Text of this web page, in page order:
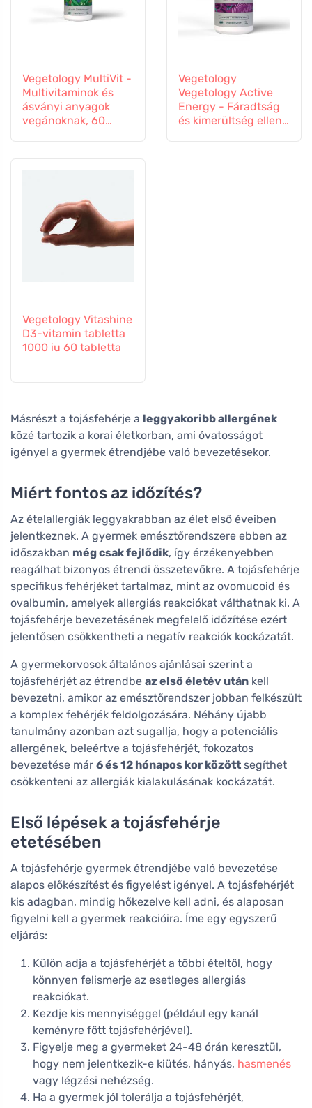
Vegetology MultiVit -
Multivitaminok és
ásványi anyagok
vegánoknak, 60
Vegetology
Vegetology Active
Energy - Fáradtság
és kimerültség ellen,
Vegetology Vitashine
D3-vitamin tabletta
1000 iu 60 tabletta
Másrészt a tojásfehérje a leggyakoribb allergének
közé tartozik a korai életkorban, ami óvatosságot
igényel a gyermek étrendjébe való bevezetésekor.
Miért fontos az időzítés?
Az ételallergiák leggyakrabban az élet első éveiben
jelentkeznek. A gyermek emésztőrendszere ebben az
időszakban még csak fejlődik, így érzékenyebben
reagálhat bizonyos étrendi összetevőkre. A tojásfehérje
specifikus fehérjéket tartalmaz, mint az ovomucoid és
ovalbumin, amelyek allergiás reakciókat válthatnak ki. A
tojásfehérje bevezetésének megfelelő időzítése ezért
jelentősen csökkentheti a negatív reakciók kockázatát.
A gyermekorvosok általános ajánlásai szerint a
tojásfehérjét az étrendbe az első életév után kell
bevezetni, amikor az emésztőrendszer jobban felkészült
a komplex fehérjék feldolgozására. Néhány újabb
tanulmány azonban azt sugallja, hogy a potenciális
allergének, beleértve a tojásfehérjét, fokozatos
bevezetése már 6 és 12 hónapos kor között segíthet
csökkenteni az allergiák kialakulásának kockázatát.
Első lépések a tojásfehérje
etetésében
A tojásfehérje gyermek étrendjébe való bevezetése
alapos előkészítést és figyelést igényel. A tojásfehérjét
kis adagban, mindig hőkezelve kell adni, és alaposan
figyelni kell a gyermek reakcióira. Íme egy egyszerű
eljárás:
Külön adja a tojásfehérjét a többi ételtől, hogy
könnyen felismerje az esetleges allergiás
reakciókat.
Kezdje kis mennyiséggel (például egy kanál
keményre főtt tojásfehérjével).
Figyelje meg a gyermeket 24-48 órán keresztül,
hogy nem jelentkezik-e kiütés, hányás, hasmenés
vagy légzési nehézség.
Ha a gyermek jól tolerálja a tojásfehérjét,